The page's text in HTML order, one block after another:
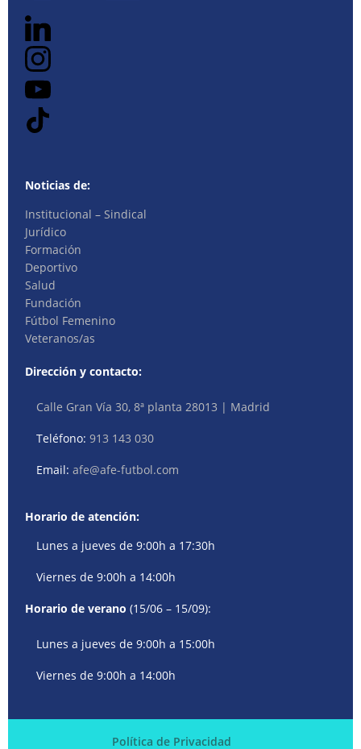
Noticias de:
Institucional – Sindical
Jurídico
Formación
Deportivo
Salud
Fundación
Fútbol Femenino
Veteranos/as
Dirección y contacto:
Calle Gran Vía 30, 8ª planta 28013 | Madrid
Teléfono:913 143 030
Email:afe@afe-futbol.com
Horario de atención:
Lunes a jueves de 9:00h a 17:30h
Viernes de 9:00h a 14:00h
Horario de verano (15/06 – 15/09):
Lunes a jueves de 9:00h a 15:00h
Viernes de 9:00h a 14:00h
Política de Privacidad